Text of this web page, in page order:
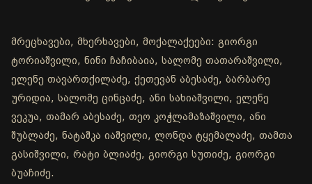
მრეცხავები, მხერხავები, მოქალაქეები: გიორგი
ტორიაშვილი, ნინი ჩაჩიბაია, სალომე თათარაშვილი,
ელენე თავართქილაძე, ქეთევან აბესაძე, ბარბარე
ურიდია, სალომე ცინცაძე, ანი სახიაშვილი, ელენე
ვეკუა, თამარ აბესაძე, თეო კოჭლამაზაშვილი, ანი
შუბლაძე, ნატაშკა იაშვილი, ლონდა ტყემალაძე, თამთა
გასიშვილი, რატი ბლიაძე, გიორგი სუთიძე, გიორგი
ბუაჩიძე.